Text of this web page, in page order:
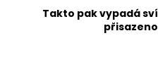
Takto pak vypadá